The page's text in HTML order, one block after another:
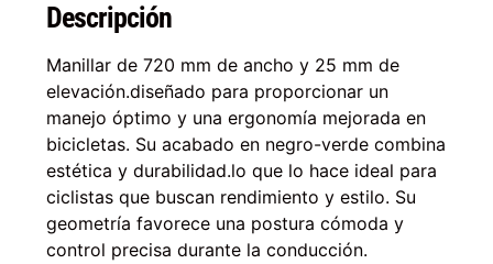
Descripción
Manillar de 720 mm de ancho y 25 mm de
elevación.diseñado para proporcionar un
manejo óptimo y una ergonomía mejorada en
bicicletas. Su acabado en negro-verde combina
estética y durabilidad.lo que lo hace ideal para
ciclistas que buscan rendimiento y estilo. Su
geometría favorece una postura cómoda y
control precisa durante la conducción.